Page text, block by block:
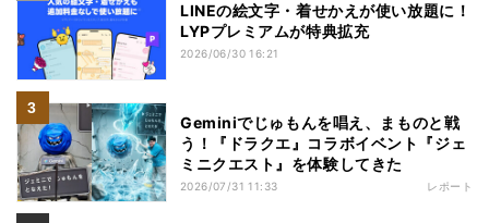
LINEの絵文字・着せかえが使い放題に！
LYPプレミアムが特典拡充
2026/06/30 16:21
Geminiでじゅもんを唱え、まものと戦
う！『ドラクエ』コラボイベント『ジェ
ミニクエスト』を体験してきた
2026/07/31 11:33 レポート